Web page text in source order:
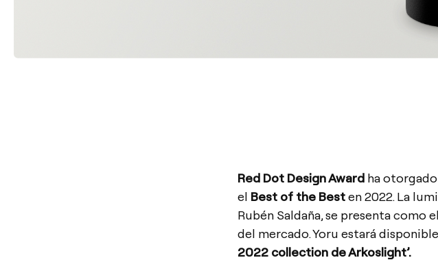
Red Dot Design Award ha
el Best of the Besten 2022. La
Rubén Saldaña, se presenta
del mercado. Yoru estará
2022 collection de Arkoslight’.